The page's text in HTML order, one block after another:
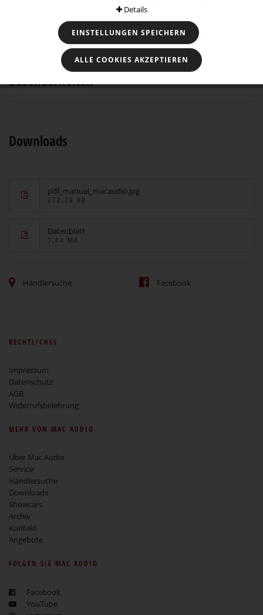
Technische Daten
Besonderheiten
Downloads
pdf_manual_macaudio.jpg
Datenblatt
Händlersuche Facebook
RECHTLICHES
Impressum
Datenschutz
AGB
Widerrufsbelehrung
MEHR VON MAC AUDIO
Über Mac Audio
Service
Händlersuche
Downloads
Showcars
Archiv
Kontakt
Angebote
FOLGEN SIE MAC AUDIO
Facebook
YouTube
Details
EINSTELLUNGEN SPEICHERN
ALLE COOKIES AKZEPTIEREN